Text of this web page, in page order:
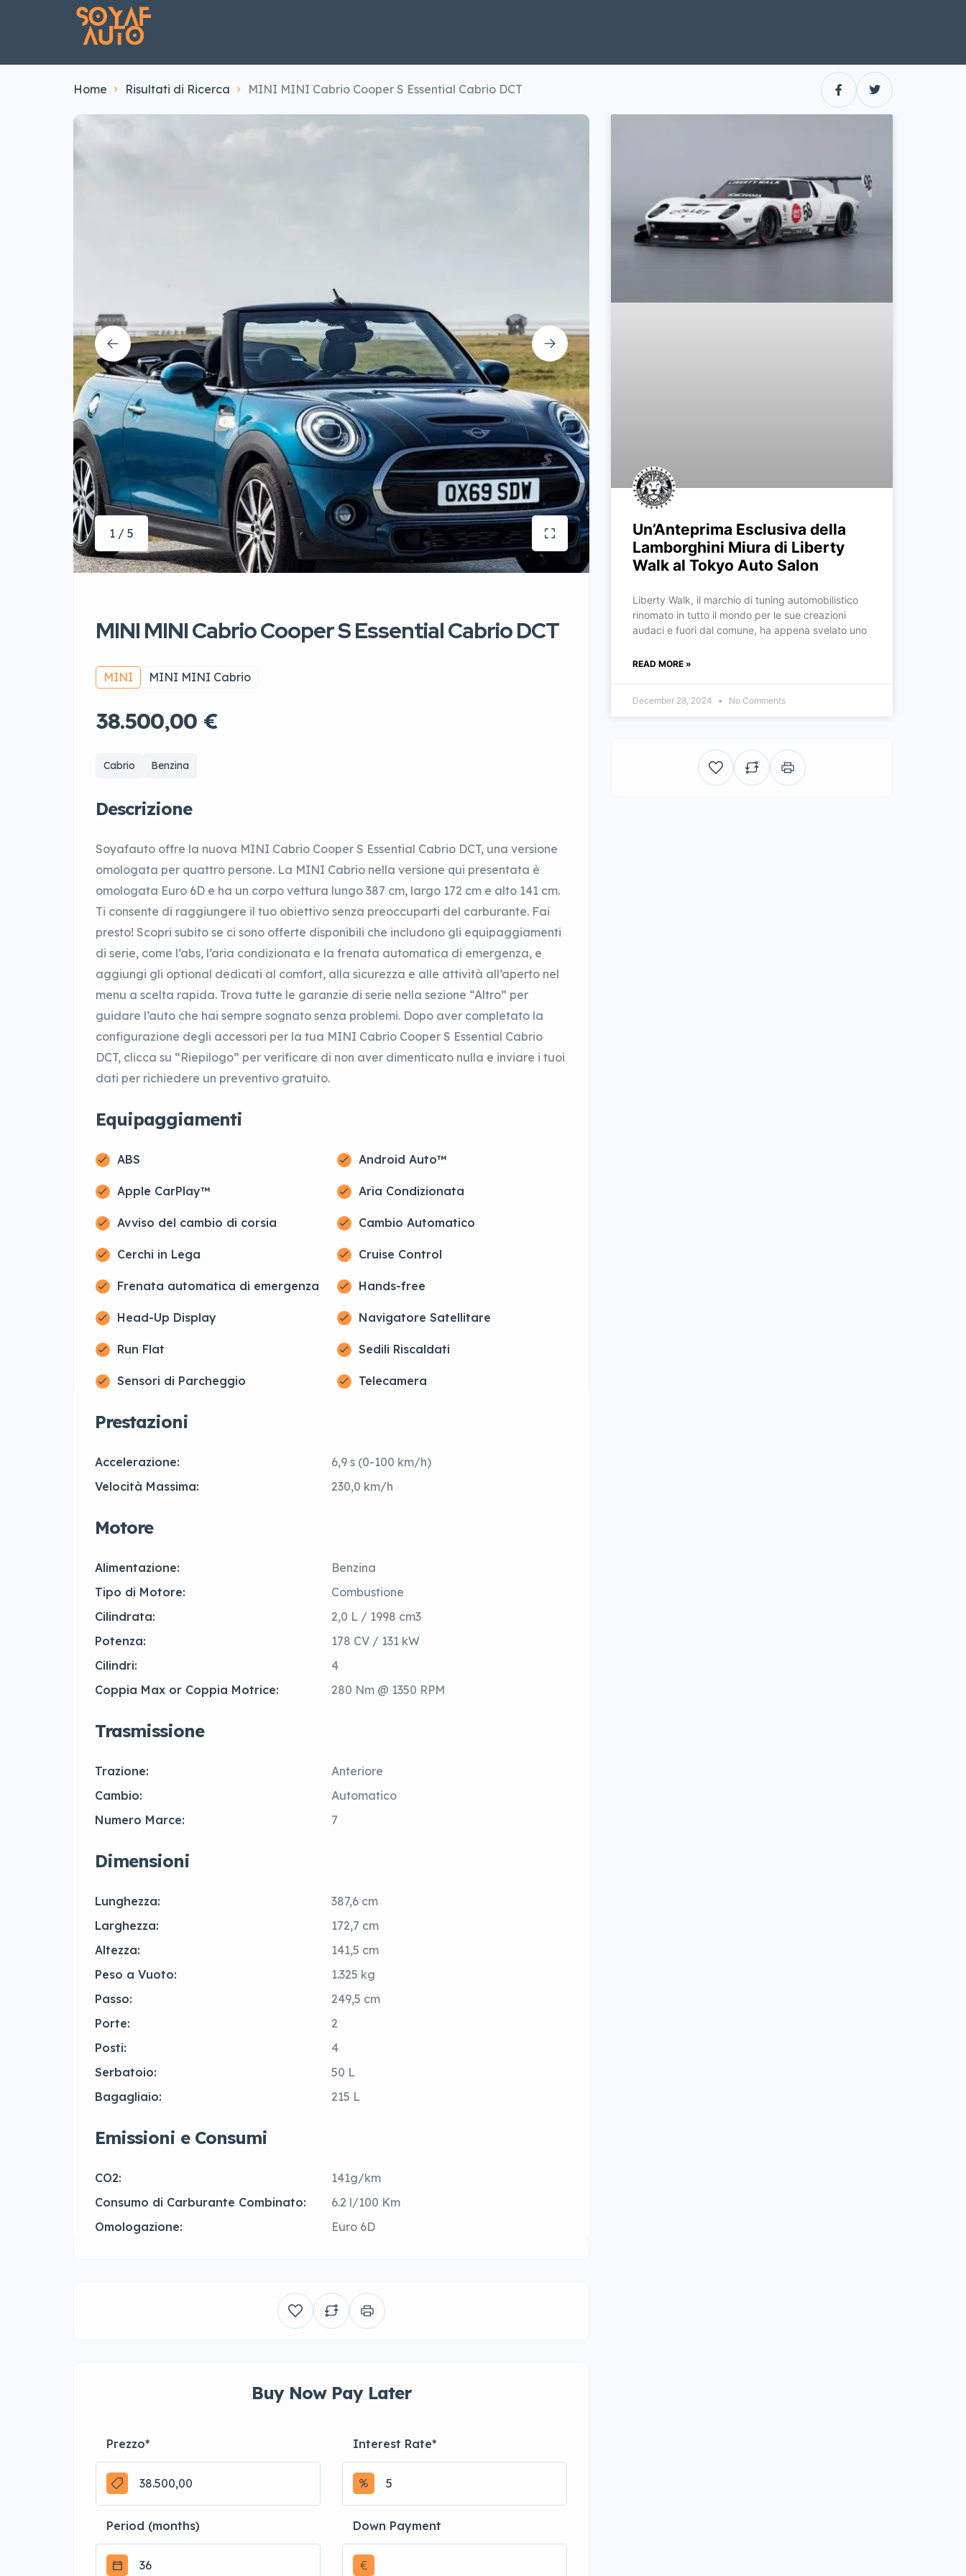
Home Risultati di Ricerca MINI MINI Cabrio Cooper S Essential Cabrio DCT
1 / 5
MINI MINI Cabrio Cooper S Essential Cabrio DCT
MINI MINI MINI Cabrio
38.500,00 €
Cabrio Benzina
Descrizione
Soyafauto offre la nuova MINI Cabrio Cooper S Essential Cabrio DCT, una versione
omologata per quattro persone. La MINI Cabrio nella versione qui presentata è
omologata Euro 6D e ha un corpo vettura lungo 387 cm, largo 172 cm e alto 141 cm.
Ti consente di raggiungere il tuo obiettivo senza preoccuparti del carburante. Fai
presto! Scopri subito se ci sono offerte disponibili che includono gli equipaggiamenti
di serie, come l’abs, l’aria condizionata e la frenata automatica di emergenza, e
aggiungi gli optional dedicati al comfort, alla sicurezza e alle attività all’aperto nel
menu a scelta rapida. Trova tutte le garanzie di serie nella sezione “Altro” per
guidare l’auto che hai sempre sognato senza problemi. Dopo aver completato la
configurazione degli accessori per la tua MINI Cabrio Cooper S Essential Cabrio
DCT, clicca su “Riepilogo” per verificare di non aver dimenticato nulla e inviare i tuoi
dati per richiedere un preventivo gratuito.
Equipaggiamenti
ABS Android Auto™
Apple CarPlay™ Aria Condizionata
Avviso del cambio di corsia Cambio Automatico
Cerchi in Lega Cruise Control
Frenata automatica di emergenza Hands-free
Head-Up Display Navigatore Satellitare
Run Flat Sedili Riscaldati
Sensori di Parcheggio Telecamera
Prestazioni
Accelerazione:
6,9 s (0-100 km/h)
Velocità Massima:
230,0 km/h
Motore
Alimentazione:
Benzina
Tipo di Motore:
Combustione
Cilindrata:
2,0 L / 1998 cm3
Potenza:
178 CV / 131 kW
Cilindri:
4
Coppia Max or Coppia Motrice:
280 Nm @ 1350 RPM
Trasmissione
Trazione:
Anteriore
Cambio:
Automatico
Numero Marce:
7
Dimensioni
Lunghezza:
387,6 cm
Larghezza:
172,7 cm
Altezza:
141,5 cm
Peso a Vuoto:
1.325 kg
Passo:
249,5 cm
Porte:
2
Posti:
4
Serbatoio:
50 L
Bagagliaio:
215 L
Emissioni e Consumi
CO2:
141g/km
Consumo di Carburante Combinato:
6.2 l/100 Km
Omologazione:
Euro 6D
Buy Now Pay Later
Prezzo* Interest Rate*
Period (months) Down Payment
€
Un’Anteprima Esclusiva della
Lamborghini Miura di Liberty
Walk al Tokyo Auto Salon
Liberty Walk, il marchio di tuning automobilistico
rinomato in tutto il mondo per le sue creazioni
audaci e fuori dal comune, ha appena svelato uno
READ MORE »
December 28, 2024 No Comments